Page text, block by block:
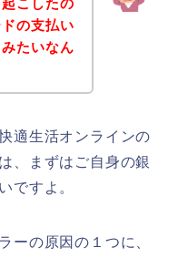
こしたの
の支払い
たいなん
適生活オンラインの
、まずはご自身の銀
ですよ。
ーの原因の１つに、